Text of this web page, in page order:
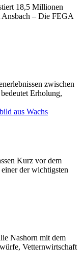
18,5 Millionen
Ansbach – Die FEGA
zwischen
Erholung,
Kurz vor dem
der wichtigsten
Nashorn mit dem
Vetternwirtschaft